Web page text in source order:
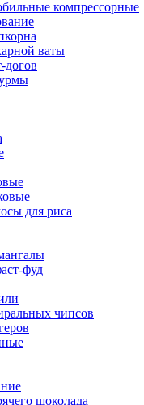
компрессорные
ваты
догов
для риса
фуд
чипсов
шоколада